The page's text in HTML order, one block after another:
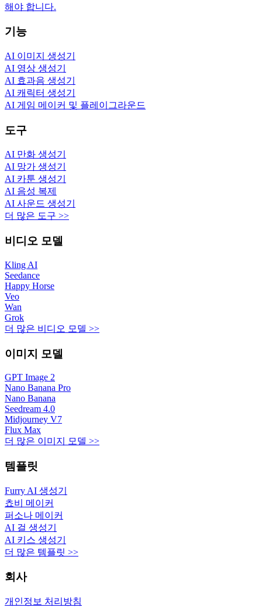
해야 합니다.
기능
AI 이미지 생성기
AI 영상 생성기
AI 효과음 생성기
AI 캐릭터 생성기
AI 게임 메이커 및 플레이그라운드
도구
AI 만화 생성기
AI 망가 생성기
AI 카툰 생성기
AI 음성 복제
AI 사운드 생성기
더 많은 도구 >>
비디오 모델
Kling AI
Seedance
Happy Horse
Veo
Wan
Grok
더 많은 비디오 모델 >>
이미지 모델
GPT Image 2
Nano Banana Pro
Nano Banana
Seedream 4.0
Midjourney V7
Flux Max
더 많은 이미지 모델 >>
템플릿
Furry AI 생성기
쵸비 메이커
퍼소나 메이커
AI 걸 생성기
AI 키스 생성기
더 많은 템플릿 >>
회사
개인정보 처리방침